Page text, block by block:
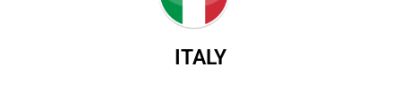
ITALY